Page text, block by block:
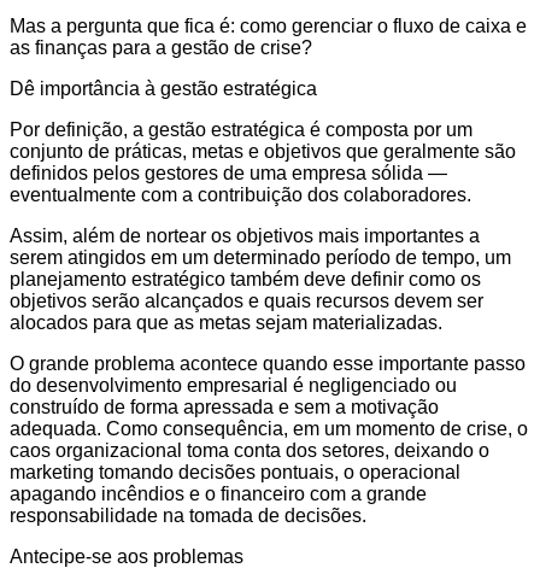
Mas a pergunta que fica é: como gerenciar o fluxo de caixa e
as finanças para a gestão de crise?
Dê importância à gestão estratégica
Por definição, a gestão estratégica é composta por um
conjunto de práticas, metas e objetivos que geralmente são
definidos pelos gestores de uma empresa sólida —
eventualmente com a contribuição dos colaboradores.
Assim, além de nortear os objetivos mais importantes a
serem atingidos em um determinado período de tempo, um
planejamento estratégico também deve definir como os
objetivos serão alcançados e quais recursos devem ser
alocados para que as metas sejam materializadas.
O grande problema acontece quando esse importante passo
do desenvolvimento empresarial é negligenciado ou
construído de forma apressada e sem a motivação
adequada. Como consequência, em um momento de crise, o
caos organizacional toma conta dos setores, deixando o
marketing tomando decisões pontuais, o operacional
apagando incêndios e o financeiro com a grande
responsabilidade na tomada de decisões.
Antecipe-se aos problemas